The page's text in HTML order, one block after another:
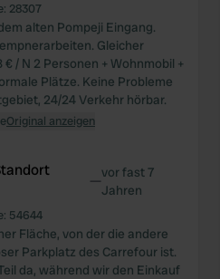
28307
alten Pompeji Eingang.
Gleicher
€ / N 2 Personen + Wohnmobil +
Plätze. Keine Probleme
24/24 Verkehr hörbar.
Original anzeigen
—vor fast 7
Jahren
54644
Fläche, von der die andere
Parkplatz des Carrefour ist.
da, während wir den Einkauf